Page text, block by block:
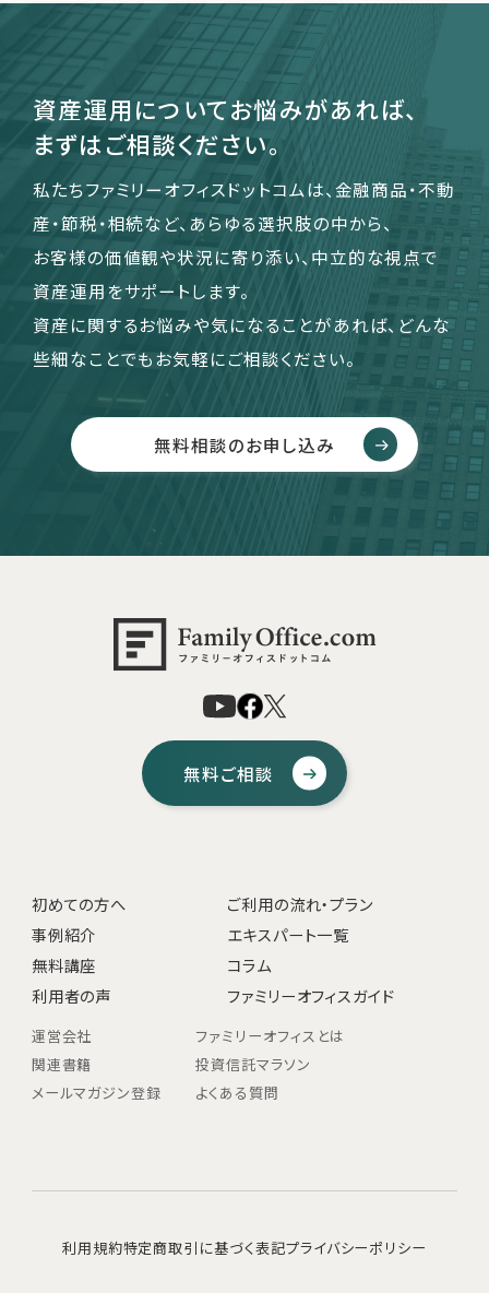
資産運用についてお悩みがあれば、
まずはご相談ください。
私たちファミリーオフィスドットコムは、金融商品・不動
産・節税・相続など、あらゆる選択肢の中から、
お客様の価値観や状況に寄り添い、中立的な視点で
資産運用をサポートします。
資産に関するお悩みや気になることがあれば、どんな
些細なことでもお気軽にご相談ください。
無料相談のお申し込み
無料ご相談
初めての方へ
ご利用の流れ・プラン
事例紹介
エキスパート一覧
無料講座
コラム
利用者の声
ファミリーオフィスガイド
運営会社
ファミリーオフィスとは
関連書籍
投資信託マラソン
メールマガジン登録
よくある質問
利用規約特定商取引に基づく表記プライバシーポリシー